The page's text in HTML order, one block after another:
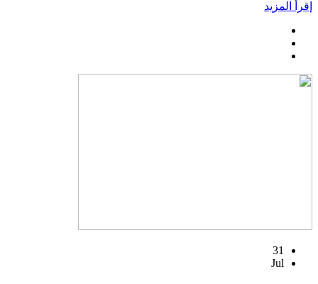
إقرأ المزيد
31
Jul